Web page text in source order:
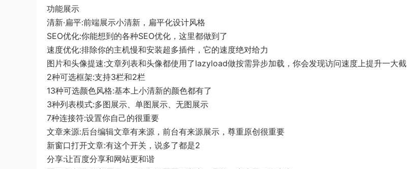
功能展示
清新·扁平:前端展示小清新，扁平化设计风格
SEO优化:你能想到的各种SEO优化，这里都做到了
速度优化:排除你的主机慢和安装超多插件，它的速度绝对给力
图片和头像提速:文章列表和头像都使用了lazyload做按需异步加载，你会发现访问速度上提升一大截
2种可选框架:支持3栏和2栏
13种可选颜色风格:基本上小清新的颜色都有了
3种列表模式:多图展示、单图展示、无图展示
7种连接符:设置你自己的很重要
文章来源:后台编辑文章有来源，前台有来源展示，尊重原创很重要
新窗口打开文章:有这个开关，说多了都是2
分享:让百度分享和网站更和谐